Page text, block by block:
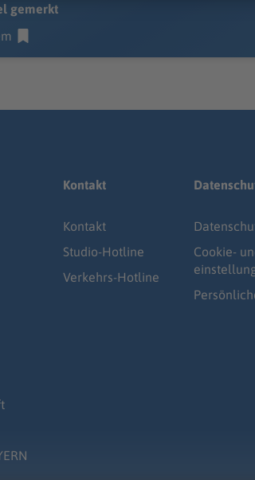
gemerkt
Kontakt
Kontakt
Studio-Hotline
Verkehrs-Hotline
Cookie-